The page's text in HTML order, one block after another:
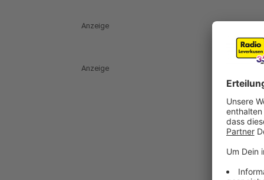
Anzeige
Anzeige